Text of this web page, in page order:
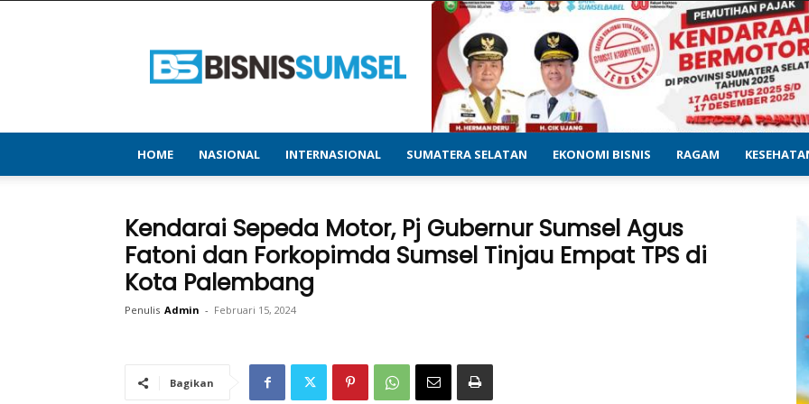
–
Menyajikan
&
Terupdate
HOME NASIONAL INTERNASIONAL SUMATERA SELATAN EKONOMI BISNIS RAGAM
Kendarai Sepeda Motor, Pj Gubernur Sumsel Agus
Fatoni dan Forkopimda Sumsel Tinjau Empat TPS di
Kota Palembang
Penulis Admin - Februari 15, 2024
Bagikan